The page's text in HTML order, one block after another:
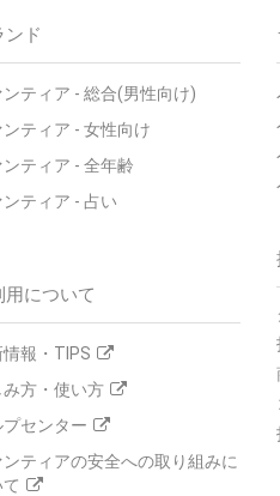
ンド
ンティア - 総合(男性向け)
ンティア - 女性向け
ンティア - 全年齢
ンティア - 占い
用について
報・TIPS
み方・使い方
センター
ンティアの安全への取り組みに